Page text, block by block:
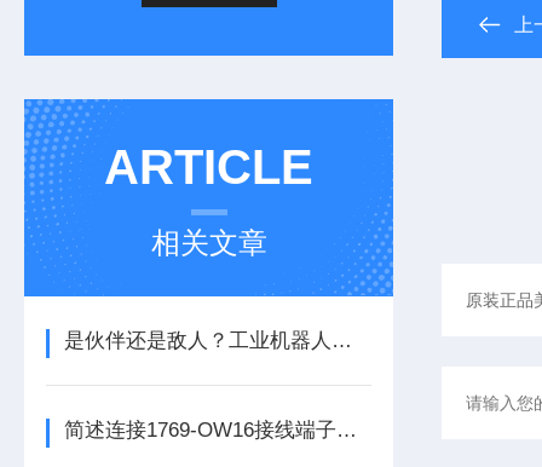
ARTICLE
相关文章
是伙伴还是敌人？工业机器人的未来之路
简述连接1769-OW16接线端子所需要注意的事项